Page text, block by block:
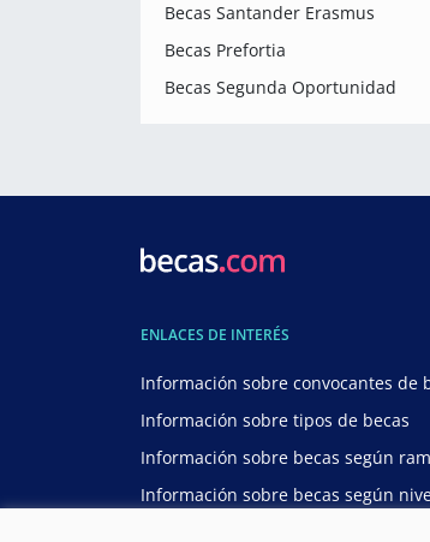
Becas Santander Erasmus
Becas Prefortia
Becas Segunda Oportunidad
ENLACES DE INTERÉS
Información sobre convocantes de
Información sobre tipos de becas
Información sobre becas según
Información sobre becas según